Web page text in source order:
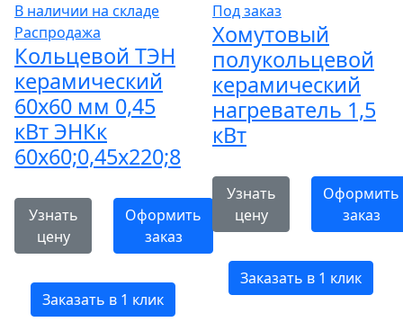
В наличии на складе
Распродажа
Кольцевой ТЭН
керамический
60х60 мм 0,45
кВт ЭНКк
60x60;0,45x220;8
Узнать
цену
Оформить
заказ
Заказать в 1 клик
Под заказ
Хомутовый
полукольцевой
керамический
нагреватель 1,5
кВт
Узнать
цену
Оформить
заказ
Заказать в 1 клик